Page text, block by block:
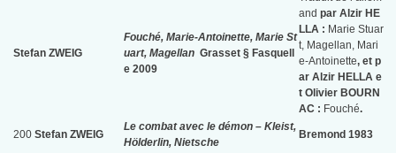
Stefan ZWEIG
Fouché, Marie-Antoinette, Marie St
uart, MagellanGrasset § Fasquell
e 2009
and par Alzir HE
LLA : Marie Stuar
t, Magellan, Mari
e-Antoinette, et p
ar Alzir HELLA e
t Olivier BOURN
AC : Fouché.
200Stefan ZWEIG
Le combat avec le démon – Kleist,
Hölderlin, Nietsche
Bremond 1983